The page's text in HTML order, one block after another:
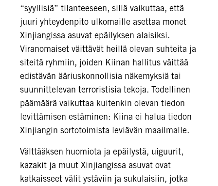
“syyllisiä” tilanteeseen, sillä vaikuttaa, että
juuri yhteydenpito ulkomaille asettaa monet
Xinjiangissa asuvat epäilyksen alaisiksi.
Viranomaiset väittävät heillä olevan suhteita ja
siteitä ryhmiin, joiden Kiinan hallitus väittää
edistävän ääriuskonnollisia näkemyksiä tai
suunnittelevan terroristisia tekoja. Todellinen
päämäärä vaikuttaa kuitenkin olevan tiedon
levittämisen estäminen: Kiina ei halua tiedon
Xinjiangin sortotoimista leviävän maailmalle.
Välttääksen huomiota ja epäilystä, uiguurit,
kazakit ja muut Xinjiangissa asuvat ovat
katkaisseet välit ystäviin ja sukulaisiin, jotka